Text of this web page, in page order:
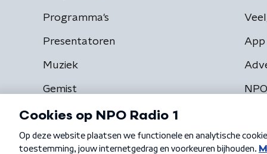
Programma's
Presentatoren
Muziek
Gemist
App